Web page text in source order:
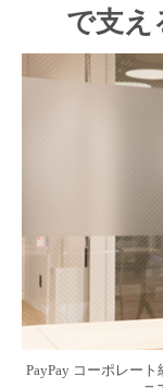
で支え
PayPay コーポレー